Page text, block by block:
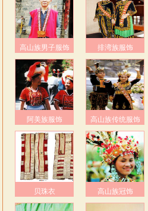
高山族男子服饰 排湾族服饰
阿美族服饰 高山族传统服饰
贝珠衣 高山族冠饰